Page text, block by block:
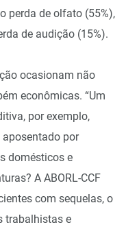
perda de olfato (55%),
de audição (15%).
ocasionam não
econômicas. “Um
por exemplo,
por
domésticos e
A ABORL-CCF
com sequelas, o
trabalhistas e